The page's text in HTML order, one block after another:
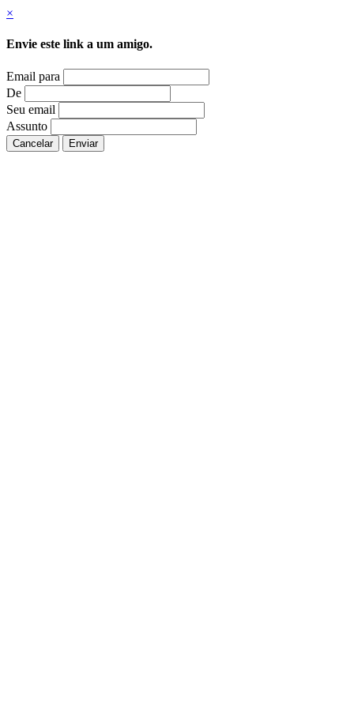
×
Envie este link a um amigo.
Email para
De
Seu email
Assunto
Cancelar Enviar